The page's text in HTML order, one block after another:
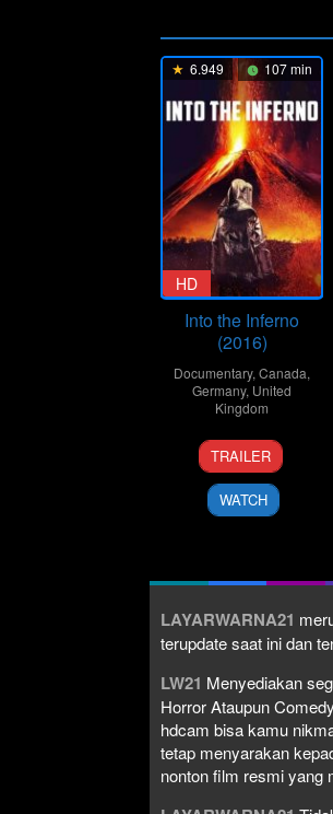
6.949 107 min
HD
Into the Inferno
(2016)
Documentary, Canada,
Germany, United
Kingdom
7
Sep
2016
Werner
Herzog
TRAILER
WATCH
LAYARWARNA21
terupdate saat ini dan
LW21 Menyediakan
Horror Ataupun
hdcam bisa kamu
tetap menyarakan
nonton film resmi yang